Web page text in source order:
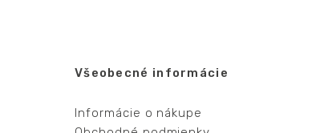
Všeobecné informácie
Informácie o nákupe